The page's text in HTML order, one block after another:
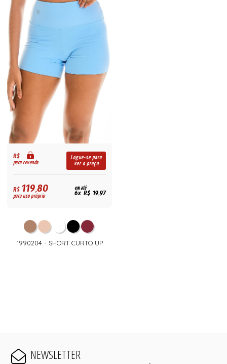
R$
para revenda
Logue-se para
ver o preço
R$119,80
para uso próprio
em até
6x R$ 19,97
1990204 - SHORT CURTO UP
NEWSLETTER